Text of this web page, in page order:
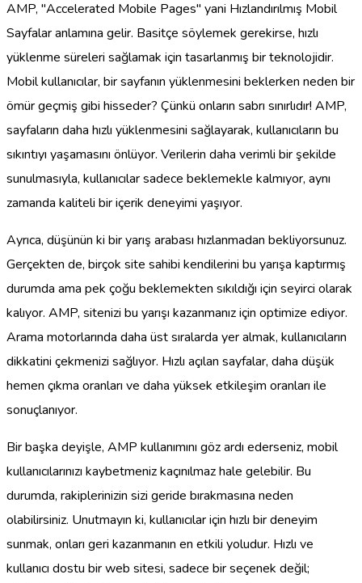
AMP, "Accelerated Mobile Pages" yani Hızlandırılmış Mobil
Sayfalar anlamına gelir. Basitçe söylemek gerekirse, hızlı
yüklenme süreleri sağlamak için tasarlanmış bir teknolojidir.
Mobil kullanıcılar, bir sayfanın yüklenmesini beklerken neden bir
ömür geçmiş gibi hisseder? Çünkü onların sabrı sınırlıdır! AMP,
sayfaların daha hızlı yüklenmesini sağlayarak, kullanıcıların bu
sıkıntıyı yaşamasını önlüyor. Verilerin daha verimli bir şekilde
sunulmasıyla, kullanıcılar sadece beklemekle kalmıyor, aynı
zamanda kaliteli bir içerik deneyimi yaşıyor.
Ayrıca, düşünün ki bir yarış arabası hızlanmadan bekliyorsunuz.
Gerçekten de, birçok site sahibi kendilerini bu yarışa kaptırmış
durumda ama pek çoğu beklemekten sıkıldığı için seyirci olarak
kalıyor. AMP, sitenizi bu yarışı kazanmanız için optimize ediyor.
Arama motorlarında daha üst sıralarda yer almak, kullanıcıların
dikkatini çekmenizi sağlıyor. Hızlı açılan sayfalar, daha düşük
hemen çıkma oranları ve daha yüksek etkileşim oranları ile
sonuçlanıyor.
Bir başka deyişle, AMP kullanımını göz ardı ederseniz, mobil
kullanıcılarınızı kaybetmeniz kaçınılmaz hale gelebilir. Bu
durumda, rakiplerinizin sizi geride bırakmasına neden
olabilirsiniz. Unutmayın ki, kullanıcılar için hızlı bir deneyim
sunmak, onları geri kazanmanın en etkili yoludur. Hızlı ve
kullanıcı dostu bir web sitesi, sadece bir seçenek değil;